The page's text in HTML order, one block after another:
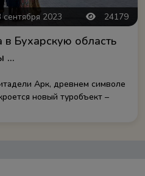
сентября 2023 24179
Бухарскую область
...
Арк, древнем символе
новый туробъект –